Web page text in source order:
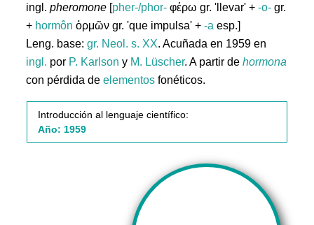
ingl.pheromone [pher-/phor- φέρω gr. 'llevar' +-o- gr.
+ hormôn ὁρμῶν gr. 'que impulsa' +-a esp.]
Leng. base:gr. Neol. s. XX. Acuñada en 1959 en
ingl. por P. Karlson y M. Lüscher. A partir dehormona
con pérdida deelementos fonéticos.
Introducción al lenguaje científico:
Año: 1959